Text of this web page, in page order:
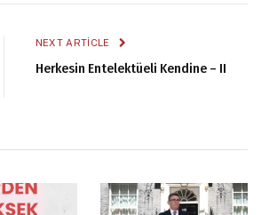
NEXT ARTICLE
Herkesin Entelektüeli Kendine – II